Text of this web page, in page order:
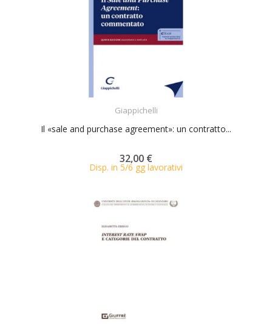
Giappichelli
Il «sale and purchase agreement»: un contratto...
32,00 €
Disp. in 5/6 gg lavorativi